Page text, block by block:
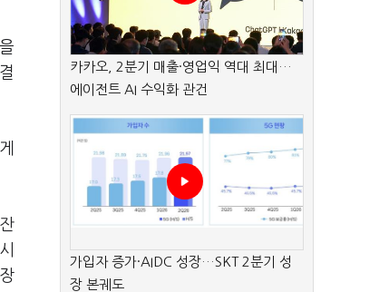
카카오, 2분기 매출·영업익 역대 최대…
에이전트 AI 수익화 관건
가입자 증가·AIDC 성장…SKT 2분기 성
장 본궤도